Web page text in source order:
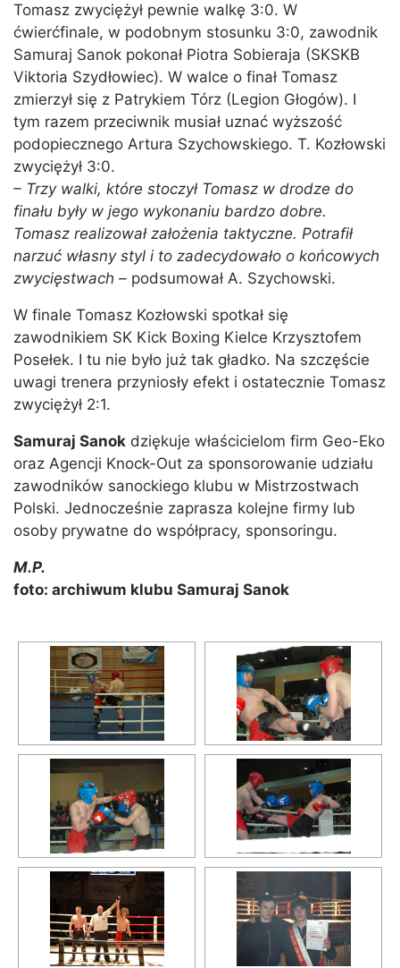
Tomasz zwyciężył pewnie walkę 3:0. W
ćwierćfinale, w podobnym stosunku 3:0, zawodnik
Samuraj Sanok pokonał Piotra Sobieraja (SKSKB
Viktoria Szydłowiec). W walce o finał Tomasz
zmierzył się z Patrykiem Tórz (Legion Głogów). I
tym razem przeciwnik musiał uznać wyższość
podopiecznego Artura Szychowskiego. T. Kozłowski
zwyciężył 3:0.
– Trzy walki, które stoczył Tomasz w drodze do
finału były w jego wykonaniu bardzo dobre.
Tomasz realizował założenia taktyczne. Potrafił
narzuć własny styl i to zadecydowało o końcowych
zwycięstwach – podsumował A. Szychowski.
W finale Tomasz Kozłowski spotkał się
zawodnikiem SK Kick Boxing Kielce Krzysztofem
Posełek. I tu nie było już tak gładko. Na szczęście
uwagi trenera przyniosły efekt i ostatecznie Tomasz
zwyciężył 2:1.
Samuraj Sanok dziękuje właścicielom firm Geo-Eko
oraz Agencji Knock-Out za sponsorowanie udziału
zawodników sanockiego klubu w Mistrzostwach
Polski. Jednocześnie zaprasza kolejne firmy lub
osoby prywatne do współpracy, sponsoringu.
M.P.
foto: archiwum klubu Samuraj Sanok